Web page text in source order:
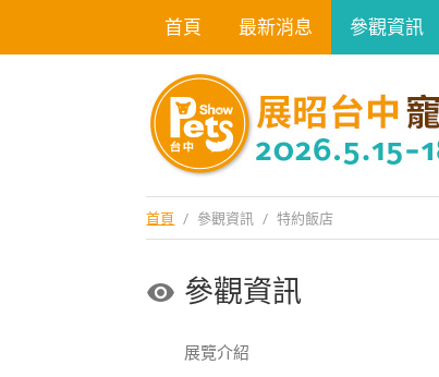
首頁 最新消息 參觀資訊
首頁 / 參觀資訊 / 特約飯店
參觀資訊
展覽介紹